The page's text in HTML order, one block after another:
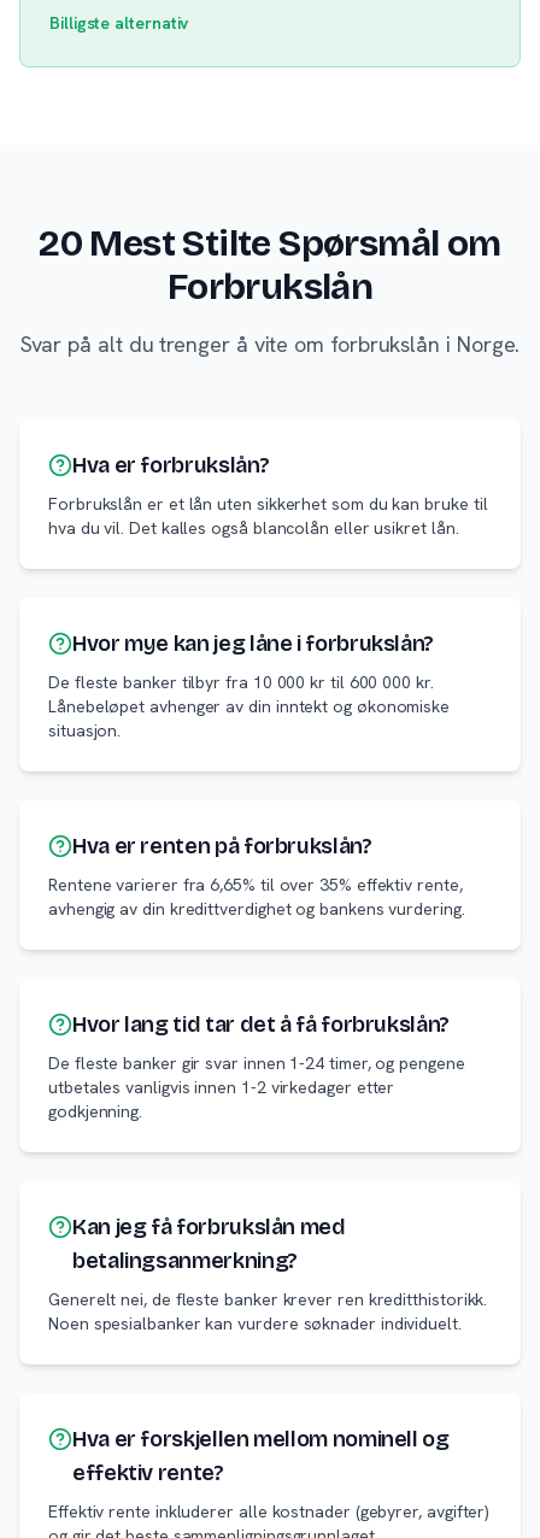
Billigste alternativ
20 Mest Stilte Spørsmål om
Forbrukslån
Svar på alt du trenger å vite om forbrukslån i Norge.
Hva er forbrukslån?
Forbrukslån er et lån uten sikkerhet som du kan bruke til
hva du vil. Det kalles også blancolån eller usikret lån.
Hvor mye kan jeg låne i forbrukslån?
De fleste banker tilbyr fra 10 000 kr til 600 000 kr.
Lånebeløpet avhenger av din inntekt og økonomiske
situasjon.
Hva er renten på forbrukslån?
Rentene varierer fra 6,65% til over 35% effektiv rente,
avhengig av din kredittverdighet og bankens vurdering.
Hvor lang tid tar det å få forbrukslån?
De fleste banker gir svar innen 1-24 timer, og pengene
utbetales vanligvis innen 1-2 virkedager etter
godkjenning.
Kan jeg få forbrukslån med
betalingsanmerkning?
Generelt nei, de fleste banker krever ren kreditthistorikk.
Noen spesialbanker kan vurdere søknader individuelt.
Hva er forskjellen mellom nominell og
effektiv rente?
Effektiv rente inkluderer alle kostnader (gebyrer, avgifter)